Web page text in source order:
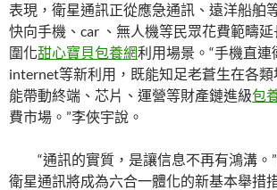
表現，衛星通訊正從應急通訊、遠洋船舶
快向手機、car 、無人機等民眾花費範疇
圍化甜心寶貝包養網利用場景。“手機直連
internet等新利用，既能知足老蒼生在各
能帶動終端、芯片、運營等財產鏈進級包
費市場。”李俠宇說。
“通訊的實質，是讓信息不再有鴻溝。
衛星通訊將成為六合一體化的新基本舉措